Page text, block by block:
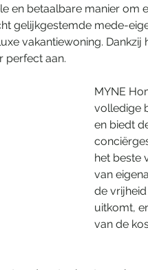
en betaalbare manier om
gelijkgestemde mede-
vakantiewoning. Dankzij
perfect aan.
MYNE
volledige
en biedt
het beste
van
de
uitkomt,
van de